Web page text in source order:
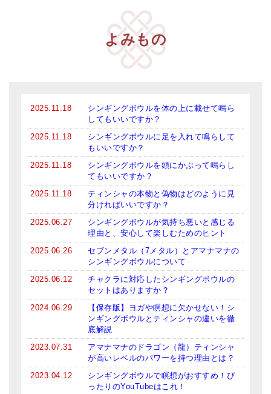
よみもの
2025.11.18
シンギングボウルを体の上に載せて鳴ら
してもいいですか？
2025.11.18
シンギングボウルに足を入れて鳴らして
もいいですか？
2025.11.18
シンギングボウルを頭にかぶって鳴らし
てもいいですか？
2025.11.18
ティンシャの本物と偽物はどのように見
分ければいいですか？
2025.06.27
シンギングボウルが気持ち悪いと感じる
理由と、安心して楽しむためのヒント
2025.06.26
セブンメタル（7メタル）とアマナマナの
シンギングボウルについて
2025.06.12
チャクラに対応したシンギングボウルの
セットはありますか？
2024.06.29
【保存版】ヨガや瞑想に欠かせない！シ
ンギングボウルとティンシャの違いを徹
底解説
2023.07.31
アマナマナのドラゴン（龍）ティンシャ
が高いレベルのパワーを持つ理由とは？
2023.04.12
シンギングボウルで瞑想がおすすめ！ぴ
ったりのYouTubeはこれ！